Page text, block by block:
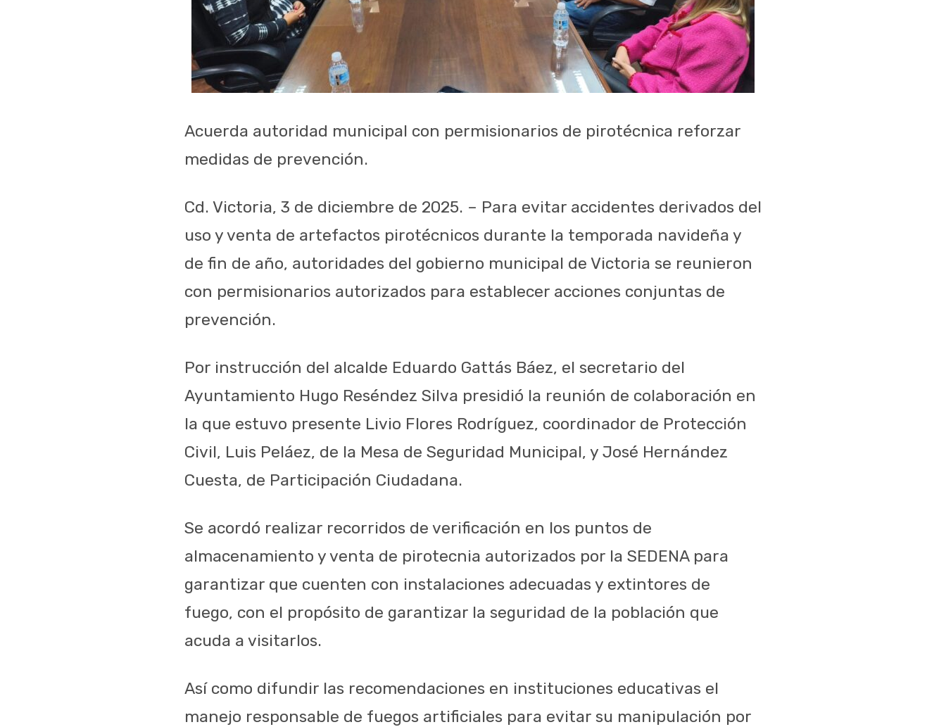
Acuerda autoridad municipal con permisionarios de pirotécnica reforzar
medidas de prevención.
Cd. Victoria, 3 de diciembre de 2025. – Para evitar accidentes derivados del
uso y venta de artefactos pirotécnicos durante la temporada navideña y
de fin de año, autoridades del gobierno municipal de Victoria se reunieron
con permisionarios autorizados para establecer acciones conjuntas de
prevención.
Por instrucción del alcalde Eduardo Gattás Báez, el secretario del
Ayuntamiento Hugo Reséndez Silva presidió la reunión de colaboración en
la que estuvo presente Livio Flores Rodríguez, coordinador de Protección
Civil, Luis Peláez, de la Mesa de Seguridad Municipal, y José Hernández
Cuesta, de Participación Ciudadana.
Se acordó realizar recorridos de verificación en los puntos de
almacenamiento y venta de pirotecnia autorizados por la SEDENA para
garantizar que cuenten con instalaciones adecuadas y extintores de
fuego, con el propósito de garantizar la seguridad de la población que
acuda a visitarlos.
Así como difundir las recomendaciones en instituciones educativas el
manejo responsable de fuegos artificiales para evitar su manipulación por